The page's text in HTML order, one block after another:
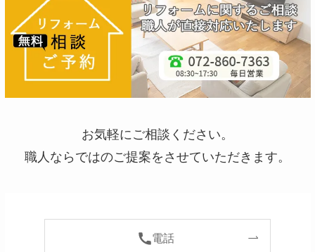
お気軽にご相談ください。
職人ならではのご提案をさせていただきます。
電話